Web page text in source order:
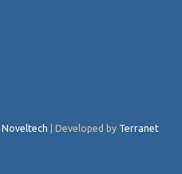
Noveltech | Developed by Terranet